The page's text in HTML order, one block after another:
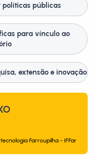
políticas públicas
para vínculo ao
extensão e inovação
Farroupilha - IFFar